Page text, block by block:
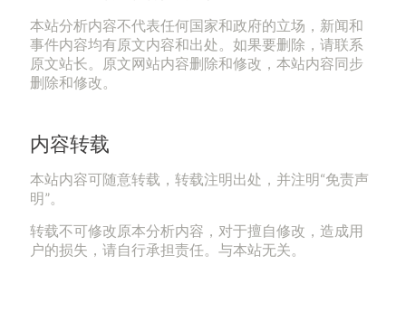
本站分析内容不代表任何国家和政府的立场，新闻和
事件内容均有原文内容和出处。如果要删除，请联系
原文站长。原文网站内容删除和修改，本站内容同步
删除和修改。
内容转载
本站内容可随意转载，转载注明出处，并注明“免责声
明”。
转载不可修改原本分析内容，对于擅自修改，造成用
户的损失，请自行承担责任。与本站无关。